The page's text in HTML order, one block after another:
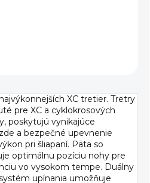
XC tretier. Tretry
pre XC a cyklokrosových
poskytujú vynikajúce
a bezpečné upevnenie
pri šliapaní. Päta so
optimálnu pozíciu nohy pre
vo vysokom tempe. Duálny
upínania umožňuje